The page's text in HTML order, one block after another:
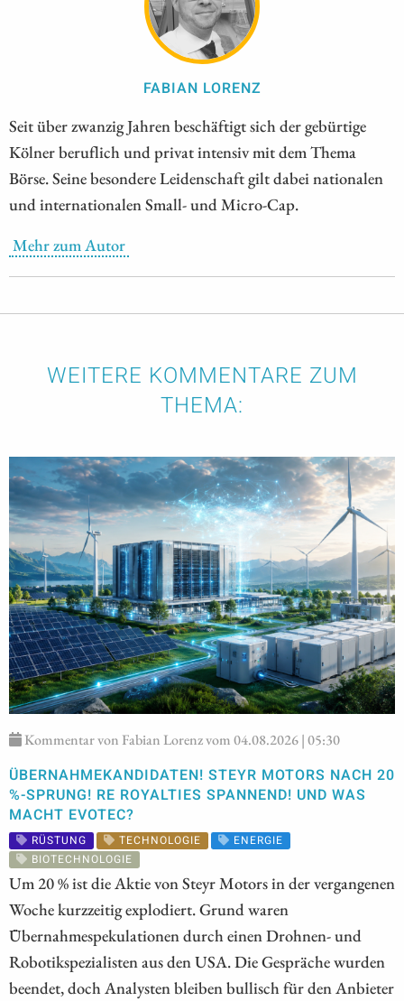
FABIAN LORENZ
Seit über zwanzig Jahren beschäftigt sich der gebürtige
Kölner beruflich und privat intensiv mit dem Thema
Börse. Seine besondere Leidenschaft gilt dabei nationalen
und internationalen Small- und Micro-Cap.
Mehr zum Autor
WEITERE KOMMENTARE ZUM
THEMA:
Kommentar von Fabian Lorenz vom 04.08.2026 | 05:30
ÜBERNAHMEKANDIDATEN! STEYR MOTORS NACH 20
%-SPRUNG! RE ROYALTIES SPANNEND! UND WAS
MACHT EVOTEC?
RÜSTUNG TECHNOLOGIE
ENERGIE
BIOTECHNOLOGIE
Um 20 % ist die Aktie von Steyr Motors in der vergangenen
Woche kurzzeitig explodiert. Grund waren
Übernahmespekulationen durch einen Drohnen- und
Robotikspezialisten aus den USA. Die Gespräche wurden
beendet, doch Analysten bleiben bullisch für den Anbieter